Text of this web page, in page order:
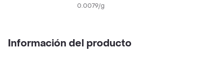
Toffee Surtido
0.0079/g
Información del producto